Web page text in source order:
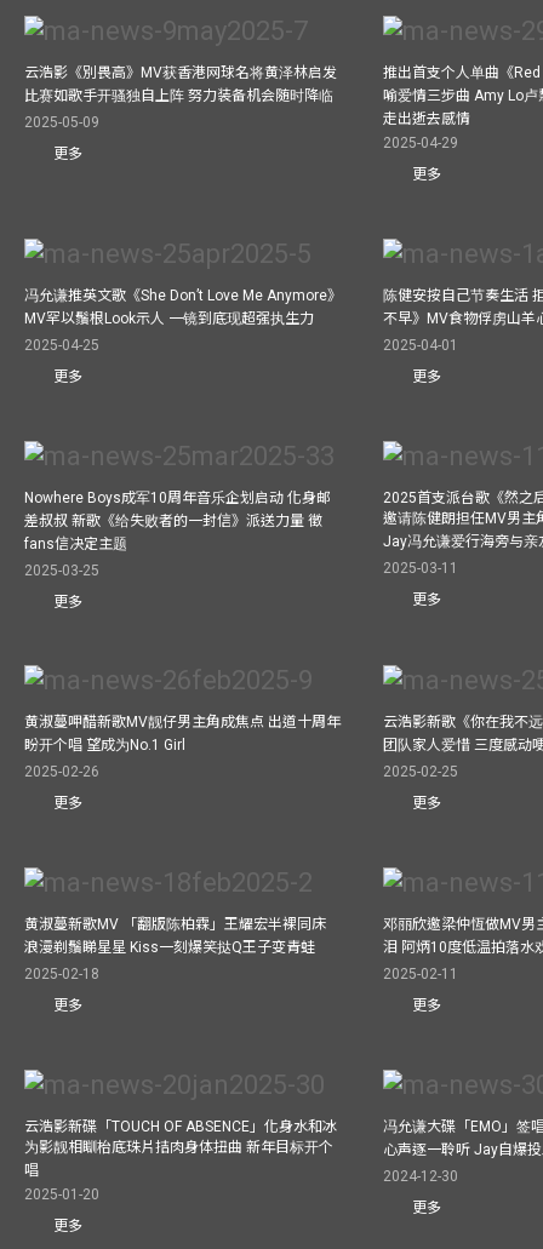
云浩影《別畏高》MV获香港网球名将黄泽林启发
比赛如歌手开骚独自上阵 努力装备机会随时降临
2025-05-09
更多
推出首支个人单曲《
喻爱情三步曲 Amy Lo
走出逝去感情
2025-04-29
更多
冯允谦推英文歌《She Don’t Love Me Anymore》
MV罕以鬚根Look示人 一镜到底现超强执生力
2025-04-25
更多
陈健安按自己节奏生活
不早》MV食物俘虏山羊
2025-04-01
更多
Nowhere Boys成军10周年音乐企划启动 化身邮
差叔叔 新歌《给失败者的一封信》派送力量 徵
fans信决定主题
2025-03-25
更多
2025首支派台歌《然之
邀请陈健朗担任MV男主
Jay冯允谦爱行海旁与
2025-03-11
更多
黄淑蔓呷醋新歌MV靓仔男主角成焦点 出道十周年
盼开个唱 望成为No.1 Girl
2025-02-26
更多
云浩影新歌《你在我不
团队家人爱惜 三度感动
2025-02-25
更多
黄淑蔓新歌MV 「翻版陈柏霖」王耀宏半裸同床
浪漫剃鬚睇星星 Kiss一刻爆笑挞Q王子变青蛙
2025-02-18
更多
邓丽欣邀梁仲恆做MV男
泪 阿炳10度低温拍落水
2025-02-11
更多
云浩影新碟「TOUCH OF ABSENCE」化身水和冰
为影靓相瞓枱底珠片拮肉身体扭曲 新年目标开个
唱
2025-01-20
更多
冯允谦大碟「EMO」签
心声逐一聆听 Jay自爆
2024-12-30
更多